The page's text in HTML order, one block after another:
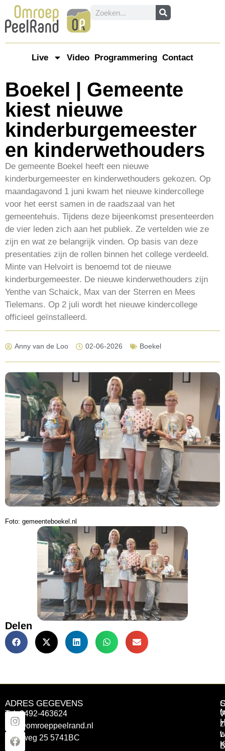
Live Video Programmering Contact
Boekel | Gemeente
kiest nieuwe
kinderburgemeester
en kinderwethouders
De gemeente Boekel heeft een nieuwe
kinderburgemeester en kinderwethouders gekozen. Op
maandagavond 1 juni kwam het nieuwe kindercollege
voor het eerst samen in de raadszaal van het
gemeentehuis. Tijdens deze bijeenkomst presenteerden
de vier leden zich aan het publiek. Ze vertelden wie ze
zijn en wat ze belangrijk vinden. Op basis van deze
presentaties zijn de rollen binnen het college verdeeld.
Minte van Helvoirt is benoemd tot de nieuwe
kinderburgemeester. De nieuwe kinderwethouders zijn
Yenthe van Schaick, Max van der Sterren en Mees
Tielemans. Op 2 juli wordt het nieuwe kindercollege
officieel geïnstalleerd.
Anny van de Loo 02-06-2026 Boekel
Foto: gemeenteboekel.nl
Delen
ADRES GEGEVENS
Tel: 0492-463624
info@omroeppeelrand.nl
Otterweg 25 5741BC